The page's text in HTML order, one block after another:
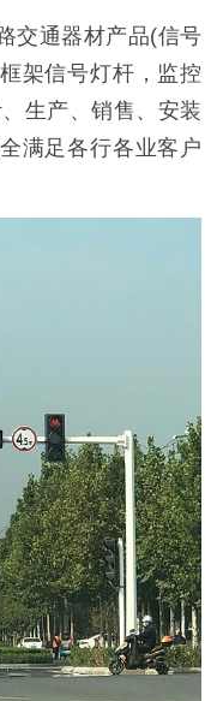
交通器材产品(信号
架信号灯杆，监控
生产、销售、安装
满足各行各业客户